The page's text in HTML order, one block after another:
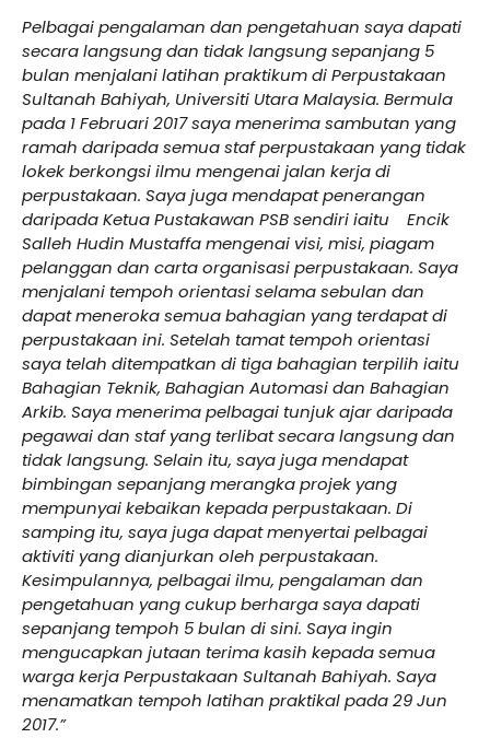
Pelbagai pengalaman dan pengetahuan saya dapati
secara langsung dan tidak langsung sepanjang 5
bulan menjalani latihan praktikum di Perpustakaan
Sultanah Bahiyah, Universiti Utara Malaysia. Bermula
pada 1 Februari 2017 saya menerima sambutan yang
ramah daripada semua staf perpustakaan yang tidak
lokek berkongsi ilmu mengenai jalan kerja di
perpustakaan. Saya juga mendapat penerangan
daripada Ketua Pustakawan PSB sendiri iaitu Encik
Salleh Hudin Mustaffa mengenai visi, misi, piagam
pelanggan dan carta organisasi perpustakaan. Saya
menjalani tempoh orientasi selama sebulan dan
dapat meneroka semua bahagian yang terdapat di
perpustakaan ini. Setelah tamat tempoh orientasi
saya telah ditempatkan di tiga bahagian terpilih iaitu
Bahagian Teknik, Bahagian Automasi dan Bahagian
Arkib. Saya menerima pelbagai tunjuk ajar daripada
pegawai dan staf yang terlibat secara langsung dan
tidak langsung. Selain itu, saya juga mendapat
bimbingan sepanjang merangka projek yang
mempunyai kebaikan kepada perpustakaan. Di
samping itu, saya juga dapat menyertai pelbagai
aktiviti yang dianjurkan oleh perpustakaan.
Kesimpulannya, pelbagai ilmu, pengalaman dan
pengetahuan yang cukup berharga saya dapati
sepanjang tempoh 5 bulan di sini. Saya ingin
mengucapkan jutaan terima kasih kepada semua
warga kerja Perpustakaan Sultanah Bahiyah. Saya
menamatkan tempoh latihan praktikal pada 29 Jun
2017.”